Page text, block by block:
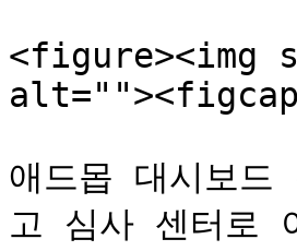
<figure><img
애드몹 대시보
고 심사 센터로